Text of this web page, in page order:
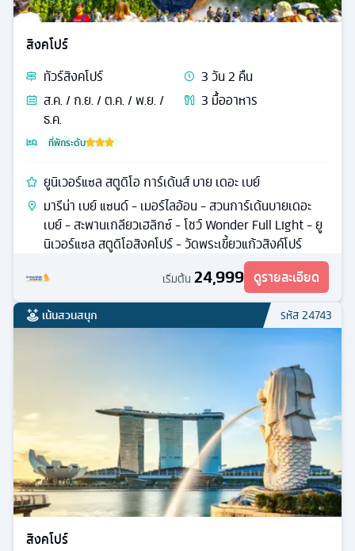
สิงคโปร์
ทัวร์สิงคโปร์ 3วัน2 คืน
ส.ค. / ก.ย. / ต.ค. / พ.ย. /
ธ.ค.
3 มื้ออาหาร
ที่พักระดับ
ยูนิเวอร์แซล สตูดิโอ การ์เด้นส์ บาย เดอะ เบย์
มารีน่า เบย์ แซนด์ - เมอร์ไลอ้อน - สวนการ์เด้นบายเดอะ
เบย์ - สะพานเกลียวเฮลิกซ์ - โชว์ Wonder Full Light - ยู
นิเวอร์แซล สตูดิโอสิงคโปร์ - วัดพระเขี้ยวแก้วสิงค์โปร์
เริ่มต้น 24,999 ดูรายละเอียด
เน้นสวนสนุก รหัส24743
สิงคโปร์